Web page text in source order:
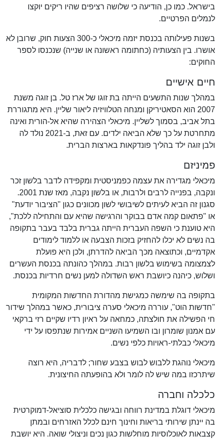
בישראל. כמו כן, הודיעה כי שלושה רציפים שהיו ריקים יוקצו
לנמלים הפרטיים.
בשנות פעילותה בכנסת יזמה מיכאלי כ-300 הצעות חוק, שרובן לא
אושרו. בין הצעותיה (כחתומה ראשונה או שנייה) שנכנסו לספר
החוקים:
חיים אישיים
במהלך שנות התשעים הייתה בת זוגו של ארז טל. בן זוגה משנת
2007 הוא הסאטיריקן ומנחה הטלוויזיה ליאור שליין. היא מתגוררת
בתל אביב, בסמוך לשליין. מיכאלי הצהירה שהיא אל-הורית ואינה
מתחרטת על כך שלא הביאה ילדים. עם זאת, ב-2021 נולד לה
ולבן זוגה ילד בהליך פונדקאות בארצות הברית.
פמיניזם
מיכאלי מגדירה את עצמה כפמניסטית ומקפידה לדבר בלשון זכר
ונקבה, בפנייה לרבים ולרבות, או בלשון נקבה, מאז שנת 2001.
סגנון זה הביא לעיתים לשיבושי לשון מכוונים כגון "הציבור יודעת"
או "פתאום קמה אדם בבוקר והרגישה שהיא עם והתחילה ללכת",
היא טוענת כי השפה העברית הייתה גברית בלבד בעבר בתקופה
בה נשים לא יכלו להחזיק בזכות הצבעה או ללמוד לימודים
אקדמיים, וכתוצאה מכך הביאה להדרתן, ולכן היא פועלת
לצמצומה בשימוש בלשון רבות. במהלך כהונתה בכנסת העשרים
ושלוש, כיהנה כיושבת ראש השדולה למען נשים חרדיות בכנסת.
בתקופה בה שימשה כמגישת מהדורת החדשות המקומית
"חדשות הוט", עוררה מיכאלי סערה ציבורית, כאשר במהלך שידור
חי הפשילה את חולצתה, כמחאה על ראיון רדיו שקיים רזי ברקאי
עם אמנון שומרון ובו השמיעו השניים אמירות שנתפסו על ידי
מיכאלי כבלתי-ראויות כלפי נשים.
מיכאלי נוהגת ללבוש לבוש בצבע שחור; לדבריה, היא רוצה
שיתרכזו במה שיש לה לומר ולא בהופעתה החיצונית.
כלכלה וחברה
מיכאלי דוגלת במדינת רווחה ובגישה כלכלית סוציאל-דמוקרטית
בה יינתן שירותי בריאות וחינוך חינם לכלל האזרחים ובמתן
קצבאות לאוכלוסיות מוחלשות כגון נכים וניצולי שואה. היא יושבת